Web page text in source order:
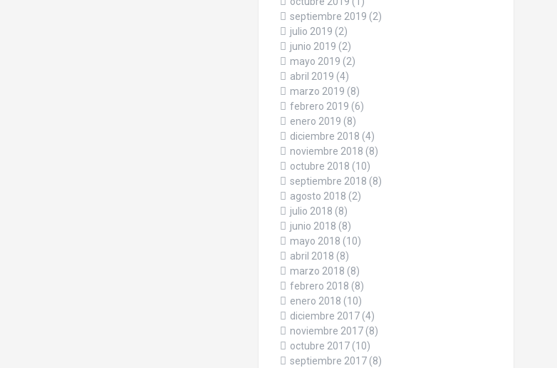
septiembre 2019 (2)
julio 2019 (2)
junio 2019 (2)
mayo 2019 (2)
abril 2019 (4)
marzo 2019 (8)
febrero 2019 (6)
enero 2019 (8)
diciembre 2018 (4)
noviembre 2018 (8)
octubre 2018 (10)
septiembre 2018 (8)
agosto 2018 (2)
julio 2018 (8)
junio 2018 (8)
mayo 2018 (10)
abril 2018 (8)
marzo 2018 (8)
febrero 2018 (8)
enero 2018 (10)
diciembre 2017(4)
noviembre 2017(8)
octubre 2017(10)
septiembre 2017(8)